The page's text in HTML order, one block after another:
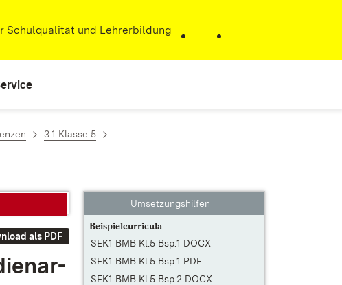
Fenster)
Schulqualität und Lehrerbildung
3.1 Klasse 5
als PDF
Umsetzungshilfen
Beispielcurricula
SEK1 BMB Kl.5 Bsp.1 DOCX
SEK1 BMB Kl.5 Bsp.1 PDF
SEK1 BMB Kl.5 Bsp.2 DOCX